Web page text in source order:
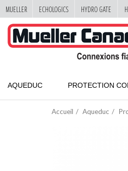
SKIP
TO
MAIN
AQUEDUC PROTECTION
Accueil Aqueduc
MUELLER ECHOLOGICS HYDRO GATE